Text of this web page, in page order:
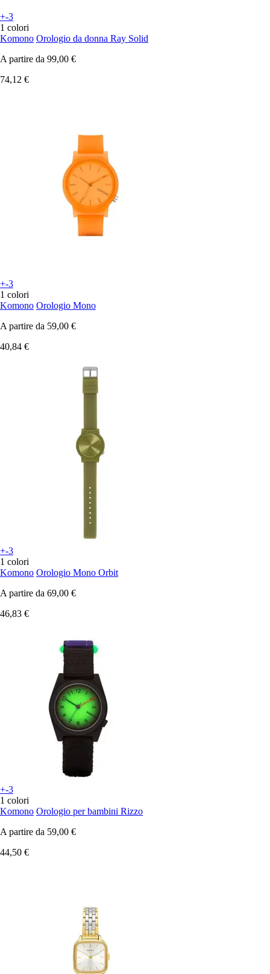
+-3
1 colori
Komono Orologio da donna Ray Solid
A partire da 99,00 €
74,12 €
+-3
1 colori
Komono Orologio Mono
A partire da 59,00 €
40,84 €
+-3
1 colori
Komono Orologio Mono Orbit
A partire da 69,00 €
46,83 €
+-3
1 colori
Komono Orologio per bambini Rizzo
A partire da 59,00 €
44,50 €